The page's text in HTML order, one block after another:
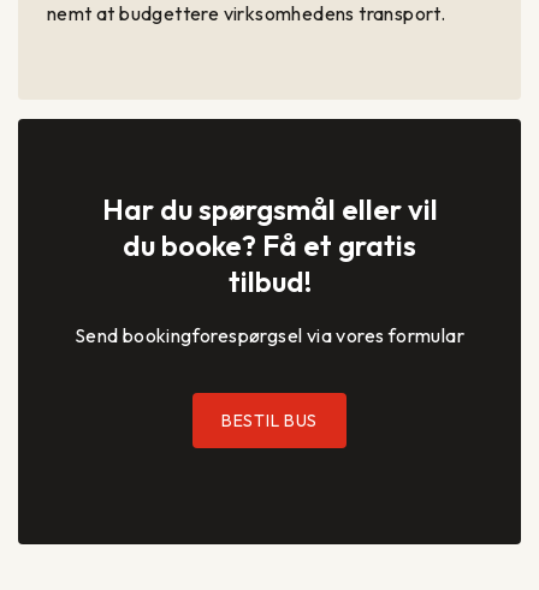
nemt at budgettere virksomhedens transport.
Har du spørgsmål eller vil
du booke? Få et gratis
tilbud!
Send bookingforespørgsel via vores formular
BESTIL BUS